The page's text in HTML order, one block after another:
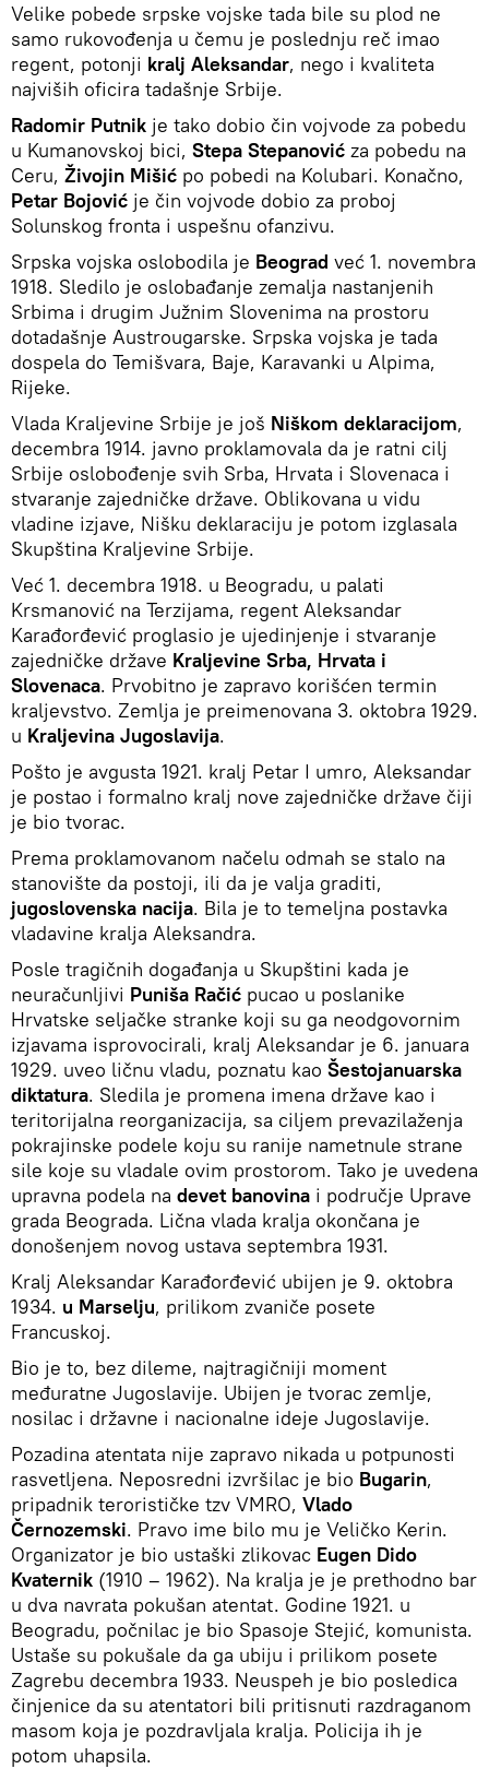
Velike pobede srpske vojske tada bile su plod ne
samo rukovođenja u čemu je poslednju reč imao
regent, potonji kralj Aleksandar, nego i kvaliteta
najviših oficira tadašnje Srbije.
Radomir Putnik je tako dobio čin vojvode za pobedu
u Kumanovskoj bici, Stepa Stepanović za pobedu na
Ceru, Živojin Mišić po pobedi na Kolubari. Konačno,
Petar Bojović je čin vojvode dobio za proboj
Solunskog fronta i uspešnu ofanzivu.
Srpska vojska oslobodila je Beograd već 1. novembra
1918. Sledilo je oslobađanje zemalja nastanjenih
Srbima i drugim Južnim Slovenima na prostoru
dotadašnje Austrougarske. Srpska vojska je tada
dospela do Temišvara, Baje, Karavanki u Alpima,
Rijeke.
Vlada Kraljevine Srbije je još Niškom deklaracijom,
decembra 1914. javno proklamovala da je ratni cilj
Srbije oslobođenje svih Srba, Hrvata i Slovenaca i
stvaranje zajedničke države. Oblikovana u vidu
vladine izjave, Nišku deklaraciju je potom izglasala
Skupština Kraljevine Srbije.
Već 1. decembra 1918. u Beogradu, u palati
Krsmanović na Terzijama, regent Aleksandar
Karađorđević proglasio je ujedinjenje i stvaranje
zajedničke države Kraljevine Srba, Hrvata i
Slovenaca. Prvobitno je zapravo korišćen termin
kraljevstvo. Zemlja je preimenovana 3. oktobra 1929.
u Kraljevina Jugoslavija.
Pošto je avgusta 1921. kralj Petar I umro, Aleksandar
je postao i formalno kralj nove zajedničke države čiji
je bio tvorac.
Prema proklamovanom načelu odmah se stalo na
stanovište da postoji, ili da je valja graditi,
jugoslovenska nacija. Bila je to temeljna postavka
vladavine kralja Aleksandra.
Posle tragičnih događanja u Skupštini kada je
neuračunljivi Puniša Račić pucao u poslanike
Hrvatske seljačke stranke koji su ga neodgovornim
izjavama isprovocirali, kralj Aleksandar je 6. januara
1929. uveo ličnu vladu, poznatu kao Šestojanuarska
diktatura. Sledila je promena imena države kao i
teritorijalna reorganizacija, sa ciljem prevazilaženja
pokrajinske podele koju su ranije nametnule strane
sile koje su vladale ovim prostorom. Tako je uvedena
upravna podela na devet banovina i područje Uprave
grada Beograda. Lična vlada kralja okončana je
donošenjem novog ustava septembra 1931.
Kralj Aleksandar Karađorđević ubijen je 9. oktobra
1934. u Marselju, prilikom zvaniče posete
Francuskoj.
Bio je to, bez dileme, najtragičniji moment
međuratne Jugoslavije. Ubijen je tvorac zemlje,
nosilac i državne i nacionalne ideje Jugoslavije.
Pozadina atentata nije zapravo nikada u potpunosti
rasvetljena. Neposredni izvršilac je bio Bugarin,
pripadnik terorističke tzv VMRO, Vlado
Černozemski. Pravo ime bilo mu je Veličko Kerin.
Organizator je bio ustaški zlikovac Eugen Dido
Kvaternik (1910 – 1962). Na kralja je je prethodno bar
u dva navrata pokušan atentat. Godine 1921. u
Beogradu, počnilac je bio Spasoje Stejić, komunista.
Ustaše su pokušale da ga ubiju i prilikom posete
Zagrebu decembra 1933. Neuspeh je bio posledica
činjenice da su atentatori bili pritisnuti razdraganom
masom koja je pozdravljala kralja. Policija ih je
potom uhapsila.